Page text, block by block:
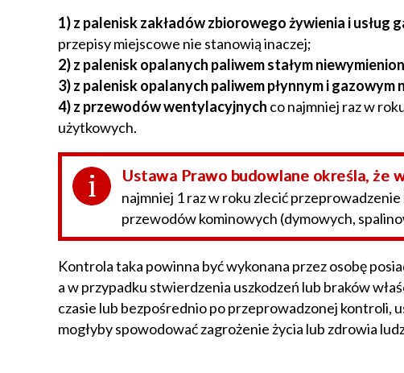
1) z palenisk zakładów zbiorowego żywienia i usług
przepisy miejscowe nie stanowią inaczej;
2)z palenisk opalanych paliwem stałym
3)z palenisk opalanych paliwem płynnym i gazowym
4)z przewodów wentylacyjnych co najmniej raz w
użytkowych.
Ustawa Prawo budowlane określa, że
najmniej 1 raz w roku zlecić
przewodów kominowych (dymowych,
Kontrola taka powinna być wykonana przez osobę
a w przypadku stwierdzenia uszkodzeń lub braków
czasie lub bezpośrednio po przeprowadzonej kontroli,
mogłyby spowodować zagrożenie życia lub zdrowia